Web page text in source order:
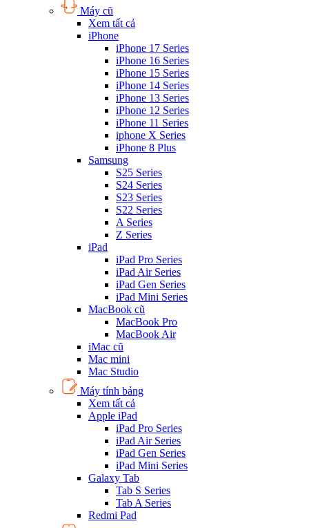
Máy cũ
Xem tất cả
iPhone
iPhone 17 Series
iPhone 16 Series
iPhone 15 Series
iPhone 14 Series
iPhone 13 Series
iPhone 12 Series
iPhone 11 Series
iphone X Series
iPhone 8 Plus
Samsung
S25 Series
S24 Series
S23 Series
S22 Series
A Series
Z Series
iPad
iPad Pro Series
iPad Air Series
iPad Gen Series
iPad Mini Series
MacBook cũ
MacBook Pro
MacBook Air
iMac cũ
Mac mini
Mac Studio
Máy tính bảng
Xem tất cả
Apple iPad
iPad Pro Series
iPad Air Series
iPad Gen Series
iPad Mini Series
Galaxy Tab
Tab S Series
Tab A Series
Redmi Pad